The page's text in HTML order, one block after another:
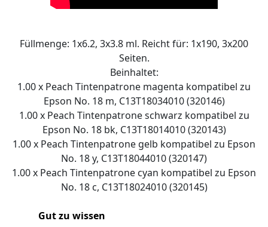
Füllmenge: 1x6.2, 3x3.8 ml. Reicht für: 1x190, 3x200
Seiten.
Beinhaltet:
1.00 x Peach Tintenpatrone magenta kompatibel zu
Epson No. 18 m, C13T18034010 (320146)
1.00 x Peach Tintenpatrone schwarz kompatibel zu
Epson No. 18 bk, C13T18014010 (320143)
1.00 x Peach Tintenpatrone gelb kompatibel zu Epson
No. 18 y, C13T18044010 (320147)
1.00 x Peach Tintenpatrone cyan kompatibel zu Epson
No. 18 c, C13T18024010 (320145)
Gut zu wissen